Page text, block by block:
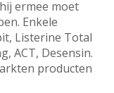
ermee moet
Enkele
Listerine Total
ACT, Desensin.
producten